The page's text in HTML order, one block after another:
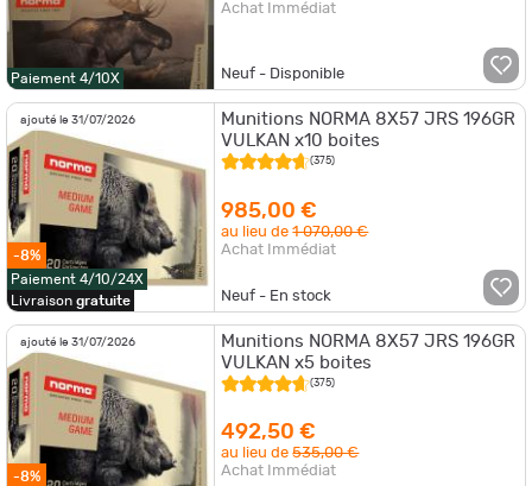
Paiement 4/10X
Achat Immédiat
Neuf - Disponible
ajouté le 31/07/2026
-8%
Paiement 4/10/24X
Livraison gratuite
Munitions NORMA 8X57 JRS 196GR
VULKAN x10 boites
(375)
985,00 €
au lieu de1 070,00 €
Achat Immédiat
Neuf - En stock
ajouté le 31/07/2026
-8%
Munitions NORMA 8X57 JRS 196GR
VULKAN x5 boites
(375)
492,50 €
au lieu de535,00 €
Achat Immédiat